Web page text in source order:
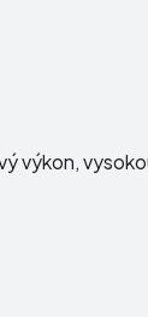
výkon,